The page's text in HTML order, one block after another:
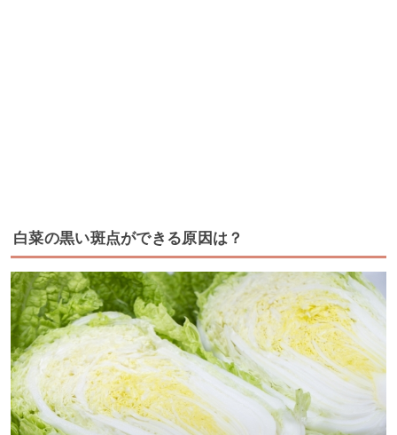
白菜の黒い斑点ができる原因は？